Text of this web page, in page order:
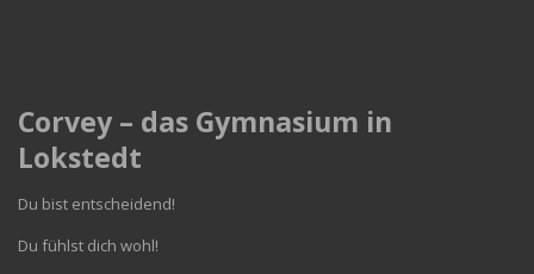
Corvey – das Gymnasium in
Lokstedt
Du bist entscheidend!
Du fühlst dich wohl!